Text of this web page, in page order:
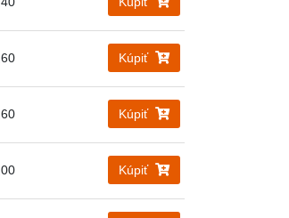
Kúpiť
Kúpiť
Kúpiť